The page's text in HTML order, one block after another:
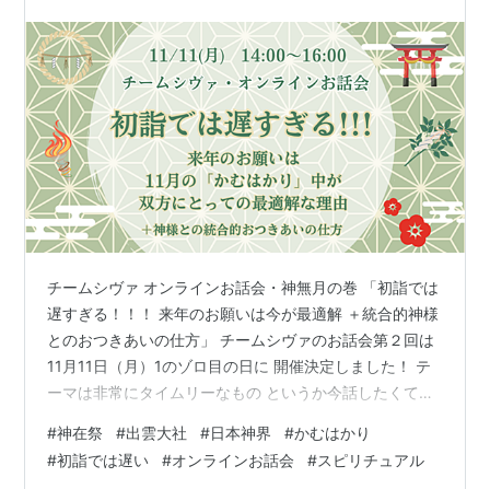
チームシヴァ オンラインお話会・神無月の巻 「初詣では
遅すぎる！！！ 来年のお願いは今が最適解 ＋統合的神様
とのおつきあいの仕方」 チームシヴァのお話会第２回は
11月11日（月）1のゾロ目の日に 開催決定しました！ テ
ーマは非常にタイムリーなもの というか今話したくて仕
新しい年のお願いは 初詣では遅すぎる！のか その理由を
お話しします。 旧暦10月は日本と日本の神様方にとって
#神在祭 #出雲大社 #日本神界 #かむはかり
#初詣では遅い #オンラインお話会 #スピリチュアル